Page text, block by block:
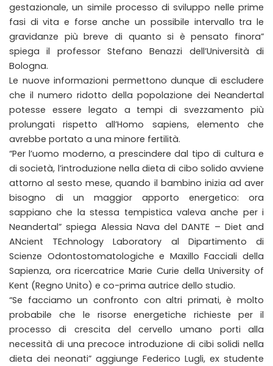
gestazionale, un simile processo di sviluppo nelle prime
fasi di vita e forse anche un possibile intervallo tra le
gravidanze più breve di quanto si è pensato finora”
spiega il professor Stefano Benazzi dell’Università di
Bologna.
Le nuove informazioni permettono dunque di escludere
che il numero ridotto della popolazione dei Neandertal
potesse essere legato a tempi di svezzamento più
prolungati rispetto all’Homo sapiens, elemento che
avrebbe portato a una minore fertilità.
“Per l’uomo moderno, a prescindere dal tipo di cultura e
di società, l’introduzione nella dieta di cibo solido avviene
attorno al sesto mese, quando il bambino inizia ad aver
bisogno di un maggior apporto energetico: ora
sappiano che la stessa tempistica valeva anche per i
Neandertal” spiega Alessia Nava del DANTE – Diet and
ANcient TEchnology Laboratory al Dipartimento di
Scienze Odontostomatologiche e Maxillo Facciali della
Sapienza, ora ricercatrice Marie Curie della University of
Kent (Regno Unito) e co-prima autrice dello studio.
“Se facciamo un confronto con altri primati, è molto
probabile che le risorse energetiche richieste per il
processo di crescita del cervello umano porti alla
necessità di una precoce introduzione di cibi solidi nella
dieta dei neonati” aggiunge Federico Lugli, ex studente